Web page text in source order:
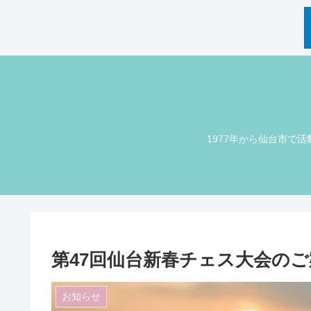
1977年から仙台市で
第47回仙台新春チェス大会の
お知らせ